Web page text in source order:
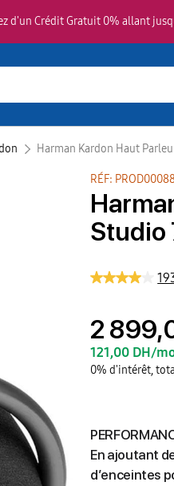
d'un Crédit Gratuit 0% allant
Harman Kardon Haut
RÉF:
Studio
2
121,00 DH/
0% d'intérêt,
En ajoutant
d’enceintes